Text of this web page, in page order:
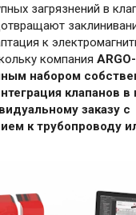
загрязнений в
к
компания
набором
клапанов
заказу с
к трубопроводу